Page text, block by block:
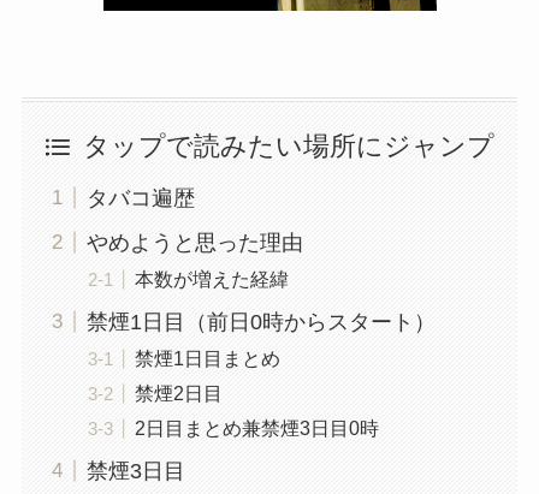
タップで読みたい場所にジャンプ
タバコ遍歴
やめようと思った理由
本数が増えた経緯
禁煙1日目（前日0時からスタート）
禁煙1日目まとめ
禁煙2日目
2日目まとめ兼禁煙3日目0時
禁煙3日目